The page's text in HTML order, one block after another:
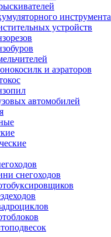
инструмента
устройств
и аэраторов
автомобилей
снегоходов